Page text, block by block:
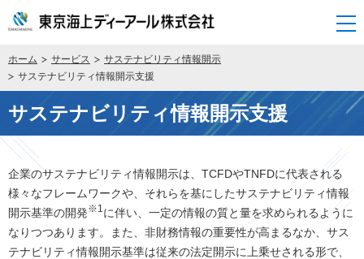
開く
ホーム サービス
サステナビリティ情報開示
サステナビリティ情報開示支援
サステナビリティ情報開示支援
企業のサステナビリティ情報開示は、TCFDやTNFDに代表される
様々なフレームワークや、それらを基にしたサステナビリティ情報
開示基準の開発※1 に伴い、一定の情報の質と量を求められるように
なりつつあります。また、非財務情報の重要性が高まるなか、サス
テナビリティ情報開示基準は従来の法定開示に上乗せされる形で、